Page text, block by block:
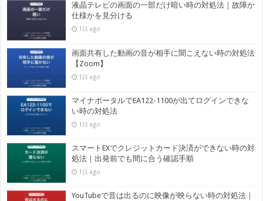
液晶テレビの画面の一部だけ暗い時の対処法｜故障か
仕様かを見分ける
1日 ago
画面共有した動画の音が相手に聞こえない時の対処法
【Zoom】
1日 ago
マイナポータルでEA122-1100が出てログインできな
い時の対処法
1日 ago
スマートEXでクレジットカード決済ができない時の対
処法｜出発前でも間に合う確認手順
1日 ago
YouTubeで音は出るのに映像が映らない時の対処法｜